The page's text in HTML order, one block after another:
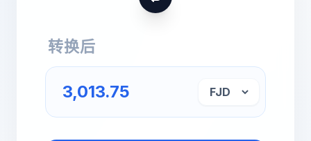
转换后